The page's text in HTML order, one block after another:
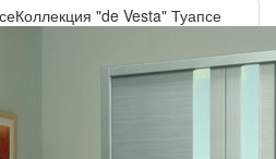
Коллекция "de Vesta" Туапсе